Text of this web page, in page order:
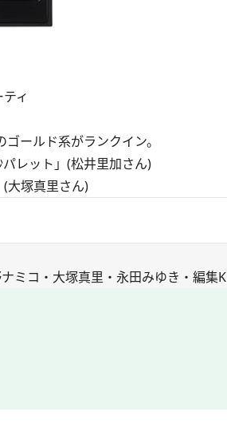
ィ
ールド系がランクイン。
レット」(松井里加さん)
大塚真里さん)
ミコ・大塚真里・永田みゆき・編集K